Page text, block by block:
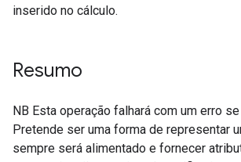
inserido no cálculo.
Resumo
NB Esta operação falhará com um erro
Pretende ser uma forma de representar
sempre será alimentado e fornecer